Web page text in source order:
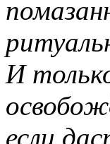
И
если